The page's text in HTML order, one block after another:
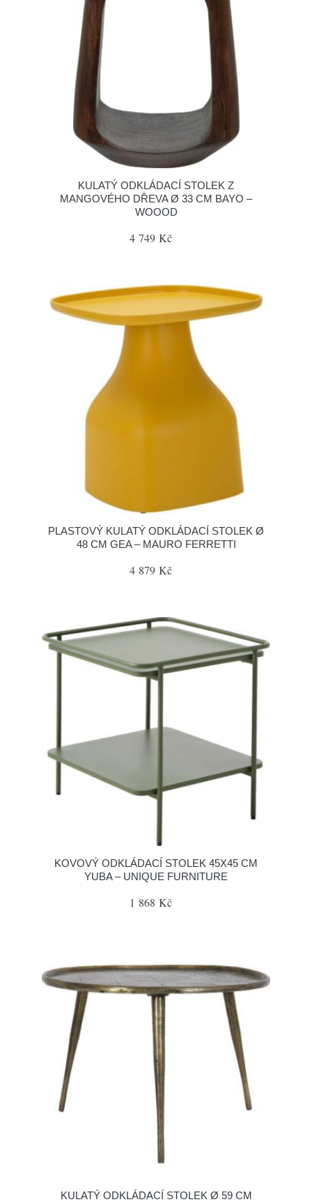
KULATÝ ODKLÁDACÍ STOLEK Z
MANGOVÉHO DŘEVA Ø 33 CM BAYO –
WOOOD
4 749 Kč
PLASTOVÝ KULATÝ ODKLÁDACÍ STOLEK Ø
48 CM GEA – MAURO FERRETTI
4 879 Kč
KOVOVÝ ODKLÁDACÍ STOLEK 45X45 CM
YUBA – UNIQUE FURNITURE
1 868 Kč
KULATÝ ODKLÁDACÍ STOLEK Ø 59 CM